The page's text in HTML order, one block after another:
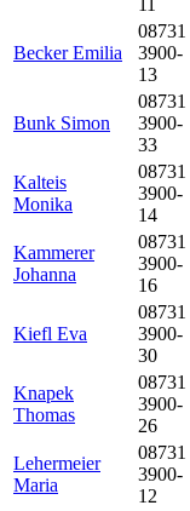
Becker Emilia
08731
3900-
13
Bunk Simon
08731
3900-
33
Kalteis
Monika
08731
3900-
14
Kammerer
Johanna
08731
3900-
16
Kiefl Eva
08731
3900-
30
Knapek
Thomas
08731
3900-
26
Lehermeier
Maria
08731
3900-
12